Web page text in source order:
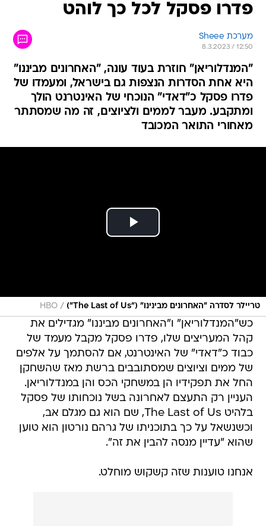
פדרו פסקל לכל כך לוהט
מערכת Sheee
8.3.2023 / 12:50
"המנדלוריאן" חוזרת בעוד עונה, "האחרונים מביננו"
היא אחת הסדרות הנצפות גם בישראל, ומעמדו של
פדרו פסקל כ"דאדי" הנוכחי של האינטרנט הולך
ומתקבע. מעבר לממים ולציוצים, זה מה שמסתתר
מאחורי התואר המכובד
טריילר לסדרה "האחרונים מבינינו" ("The Last of Us") /
HBO
כש"המנדלוריאן" ו"האחרונים מביננו" מגדילים את
קהל המעריצים שלו, פדרו פסקל מקבל מעמד של
כבוד כ"דאדי" של האינטרנט, אם להסתמך על אלפים
של ממים וציוצים שמסתובבים ברשת מאז שהשחקן
החל את תפקידיו הן במשחקי הכס והן במנדלוריאן.
העניין רק התעצם לאחרונה בשל נוכחותו של פסקל
בלהיט The Last of Us, שם הוא גם מגלם אב,
וכשנשאל על כך בתוכניתו של גרהם נורטון הוא טוען
שהוא "עדיין מנסה להבין את זה".
אנחנו טוענות שזה קשקוש מוחלט.